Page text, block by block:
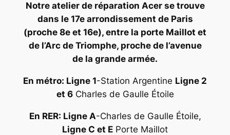
Notre atelier de réparation Acer se trouve
dans le 17e arrondissement de Paris
(proche 8e et 16e), entre la porte Maillot et
de l’Arc de Triomphe, proche de l’avenue
de la grande armée.
En métro: Ligne 1-Station Argentine Ligne 2
et 6Charles de Gaulle Étoile
En RER: Ligne A-Charles de Gaulle Étoile,
Ligne C et E Porte Maillot